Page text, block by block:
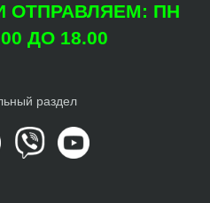
ОТПРАВЛЯЕМ: ПН
ДО 18.00
раздел